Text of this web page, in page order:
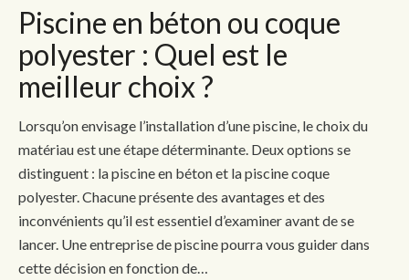
Piscine en béton ou coque
polyester : Quel est le
meilleur choix ?
Lorsqu’on envisage l’installation d’une piscine, le choix du
matériau est une étape déterminante. Deux options se
distinguent : la piscine en béton et la piscine coque
polyester. Chacune présente des avantages et des
inconvénients qu’il est essentiel d’examiner avant de se
lancer. Une entreprise de piscine pourra vous guider dans
cette décision en fonction de…